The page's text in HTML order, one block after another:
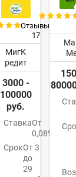
Отзывы:
17
МигК
редит
3000 -
100000
руб.
СтавкаОт
0,08%
СрокОт 3
до
29